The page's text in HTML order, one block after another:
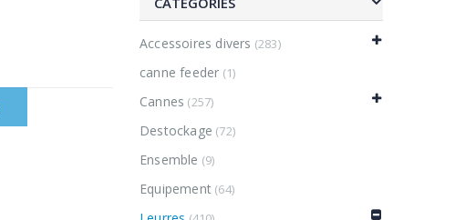
Accessoires divers (283)
canne feeder (1)
Cannes (257)
Destockage (72)
Ensemble (9)
Equipement (64)